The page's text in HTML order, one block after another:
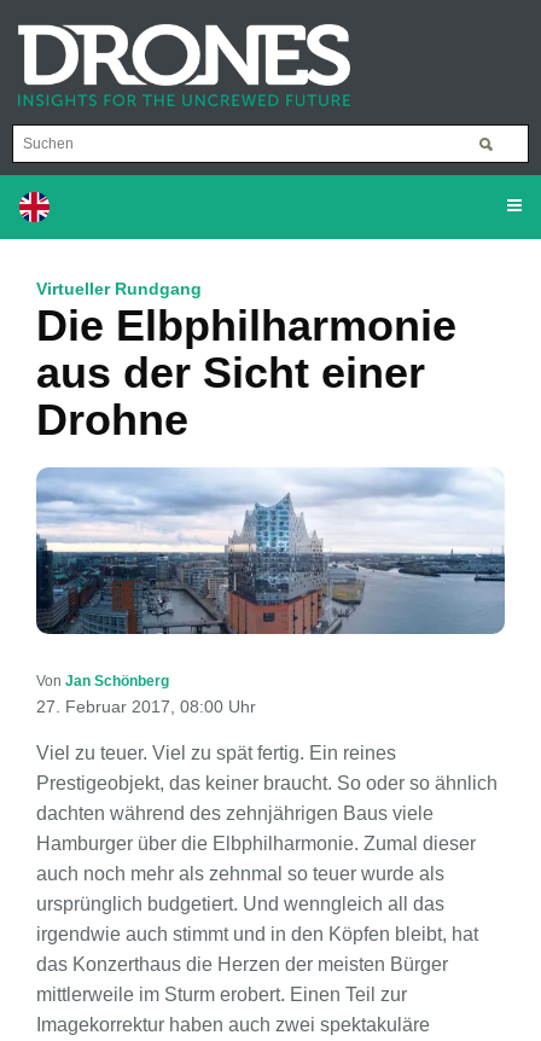
Virtueller Rundgang
Die Elbphilharmonie
aus der Sicht einer
Drohne
Von Jan Schönberg
27. Februar 2017, 08:00 Uhr
Viel zu teuer. Viel zu spät fertig. Ein reines
Prestigeobjekt, das keiner braucht. So oder so ähnlich
dachten während des zehnjährigen Baus viele
Hamburger über die Elbphilharmonie. Zumal dieser
auch noch mehr als zehnmal so teuer wurde als
ursprünglich budgetiert. Und wenngleich all das
irgendwie auch stimmt und in den Köpfen bleibt, hat
das Konzerthaus die Herzen der meisten Bürger
mittlerweile im Sturm erobert. Einen Teil zur
Imagekorrektur haben auch zwei spektakuläre